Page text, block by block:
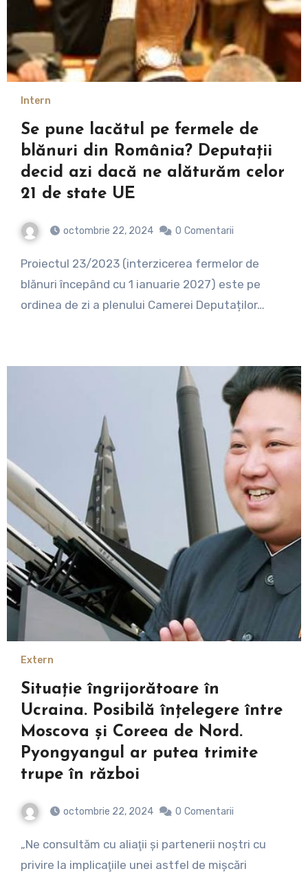
Intern
Se pune lacătul pe fermele de
blănuri din România? Deputații
decid azi dacă ne alăturăm celor
21 de state UE
octombrie 22, 2024 0 Comentarii
Proiectul 23/2023 (interzicerea fermelor de
blănuri începând cu 1 ianuarie 2027) este pe
ordinea de zi a plenului Camerei Deputaților…
Extern
Situație îngrijorătoare în
Ucraina. Posibilă înțelegere între
Moscova și Coreea de Nord.
Pyongyangul ar putea trimite
trupe în război
octombrie 22, 2024 0 Comentarii
„Ne consultăm cu aliaţii şi partenerii noştri cu
privire la implicaţiile unei astfel de mişcări